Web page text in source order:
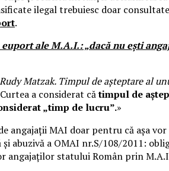
ilegal trebuiesc doar
.
ale M.A.I.: „dacă nu ești
Matzak. Timpul de așteptare
a considerat cătimpul de
„timp de lucru”.»
angajații MAI doar pentru că așa
abuzivă a OMAI nr.S/108/2011:
angajaților statului Român prin